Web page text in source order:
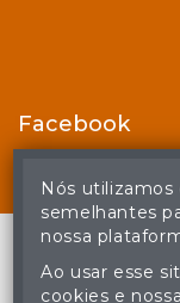
Facebook
© Casa de
Nós
semelhantes
nossa
Ao usar esse
cookies e